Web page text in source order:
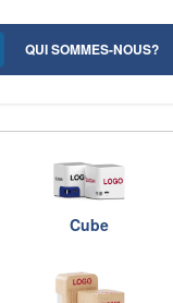
QUI SOMMES-NOUS?
Cube